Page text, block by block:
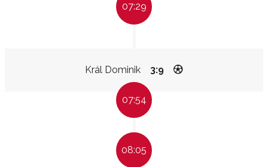
07:29
Král Dominik 3:9
07:54
08:05